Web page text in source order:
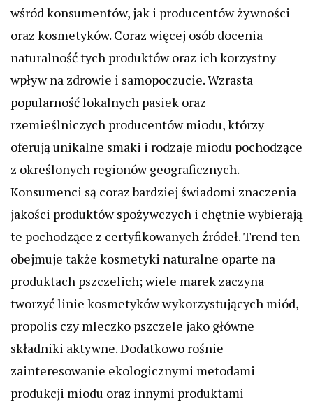
wśród konsumentów, jak i producentów żywności
oraz kosmetyków. Coraz więcej osób docenia
naturalność tych produktów oraz ich korzystny
wpływ na zdrowie i samopoczucie. Wzrasta
popularność lokalnych pasiek oraz
rzemieślniczych producentów miodu, którzy
oferują unikalne smaki i rodzaje miodu pochodzące
z określonych regionów geograficznych.
Konsumenci są coraz bardziej świadomi znaczenia
jakości produktów spożywczych i chętnie wybierają
te pochodzące z certyfikowanych źródeł. Trend ten
obejmuje także kosmetyki naturalne oparte na
produktach pszczelich; wiele marek zaczyna
tworzyć linie kosmetyków wykorzystujących miód,
propolis czy mleczko pszczele jako główne
składniki aktywne. Dodatkowo rośnie
zainteresowanie ekologicznymi metodami
produkcji miodu oraz innymi produktami